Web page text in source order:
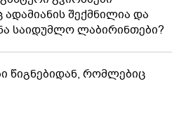
ადამიანის შექმნილია და
საიდუმლო ლაბირინთები?
წიგნებიდან, რომლებიც